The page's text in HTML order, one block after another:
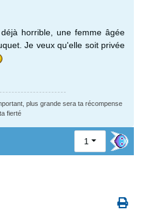
horrible, une femme âgée
Je veux qu'elle soit privée
plus grande sera ta récompense
fierté
1